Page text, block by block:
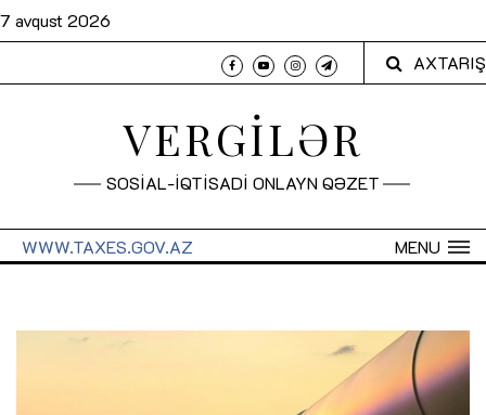
7 avqust 2026
AXTARIŞ
VERGİLƏR
SOSİAL-İQTİSADİ ONLAYN QƏZET
MENU
WWW.TAXES.GOV.AZ